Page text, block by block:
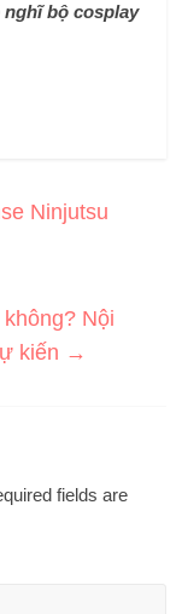
nghĩ bộ cosplay
Ninjutsu
Nội
kiến →
fields are